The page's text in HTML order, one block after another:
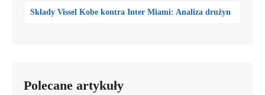
Składy Vissel Kobe kontra Inter Miami: Analiza drużyn
Polecane artykuły